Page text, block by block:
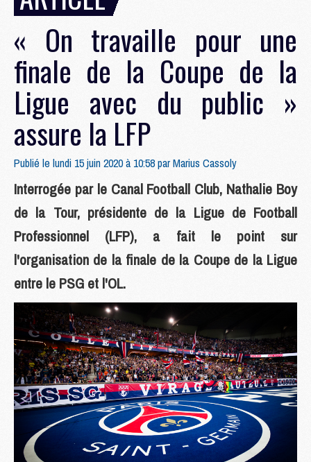
« On travaille pour une
finale de la Coupe de la
Ligue avec du public »
assure la LFP
Publié le lundi 15 juin 2020 à 10:58 parMarius Cassoly
Interrogée par le Canal Football Club, Nathalie Boy
de la Tour, présidente de la Ligue de Football
Professionnel (LFP), a fait le point sur
l'organisation de la finale de la Coupe de la Ligue
entre le PSG et l'OL.